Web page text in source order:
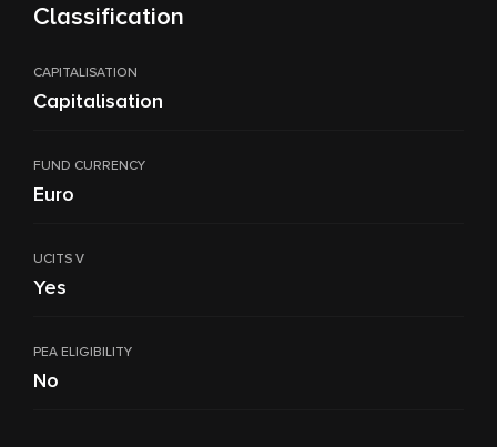
Classification
CAPITALISATION
Capitalisation
FUND CURRENCY
Euro
UCITS V
Yes
PEA ELIGIBILITY
No